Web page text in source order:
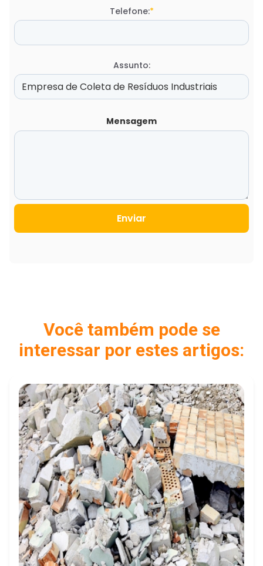
Telefone:*
Assunto:
Mensagem
Enviar
Você também pode se
interessar por estes artigos: